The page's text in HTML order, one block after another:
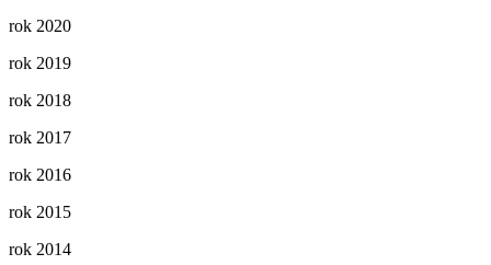
rok 2020
rok 2019
rok 2018
rok 2017
rok 2016
rok 2015
rok 2014